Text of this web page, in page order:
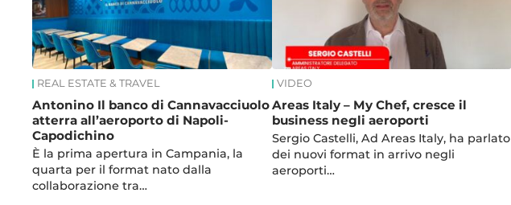
REAL ESTATE & TRAVEL
Antonino Il banco di Cannavacciuolo
atterra all’aeroporto di Napoli-
Capodichino
È la prima apertura in Campania, la
quarta per il format nato dalla
collaborazione tra…
VIDEO
Areas Italy – My Chef, cresce il
business negli aeroporti
Sergio Castelli, Ad Areas Italy, ha parlato
dei nuovi format in arrivo negli
aeroporti…